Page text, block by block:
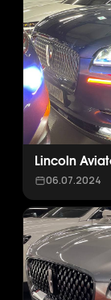
Lincoln
06.07.2024